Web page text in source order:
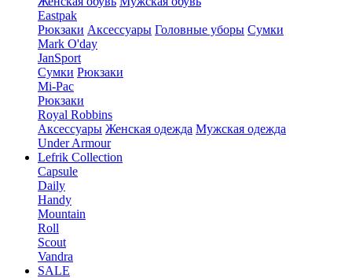
Eastpak
Рюкзаки Аксессуары Головные уборы Сумки
Mark O'day
JanSport
Сумки Рюкзаки
Mi-Pac
Рюкзаки
Royal Robbins
Аксессуары Женская одежда Мужская одежда
Under Armour
Lefrik Collection
Capsule
Daily
Handy
Mountain
Roll
Scout
Vandra
SALE